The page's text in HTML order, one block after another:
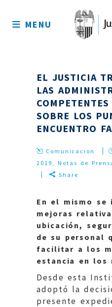
sitio
MENU
EL JUSTICIA
LAS
SOBRE LOS
ENCUENTRO
Comunicacion
2019,Notas de
Share
En el mismo se
mejoras
ubicación,
de su personal
facilitar a los
estancia en los
Desde esta
adoptó la
presente